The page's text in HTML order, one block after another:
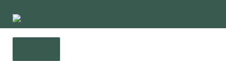
Zur
Navigation
Zum
Inhalt